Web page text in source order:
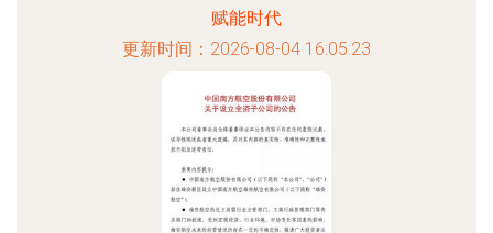
赋能时代
更新时间：2026-08-04 16:05:23